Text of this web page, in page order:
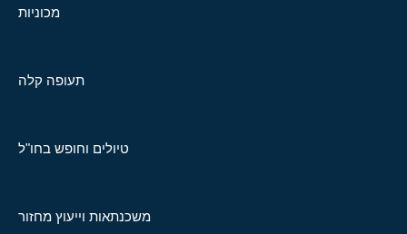
מכוניות
תעופה קלה
טיולים וחופש בחו"ל
משכנתאות וייעוץ מחזור